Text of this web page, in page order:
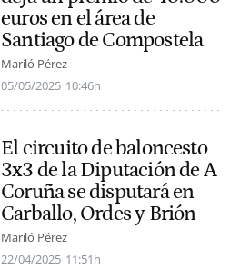
euros en el área de
Santiago de Compostela
Mariló Pérez
05/05/2025 10:46h
El circuito de baloncesto
3x3 de la Diputación de A
Coruña se disputará en
Carballo, Ordes y Brión
Mariló Pérez
22/04/2025 11:51h